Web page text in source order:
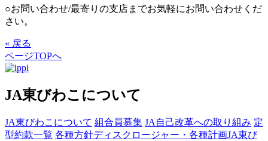
○お問い合わせ/最寄りの支店までお気軽にお問い合わせくだ
さい。
« 戻る
ページTOPへ
JA東びわこについて
JA東びわこについて 組合員募集 JA自己改革への取り組み 定
型約款一覧 各種方針ディスクロージャー・各種計画JA東び